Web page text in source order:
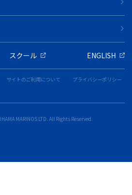
スクール ENGLISH
サイトのご利用について
プライバシーポリシー
MARINOS LTD. All Rights Reserved.